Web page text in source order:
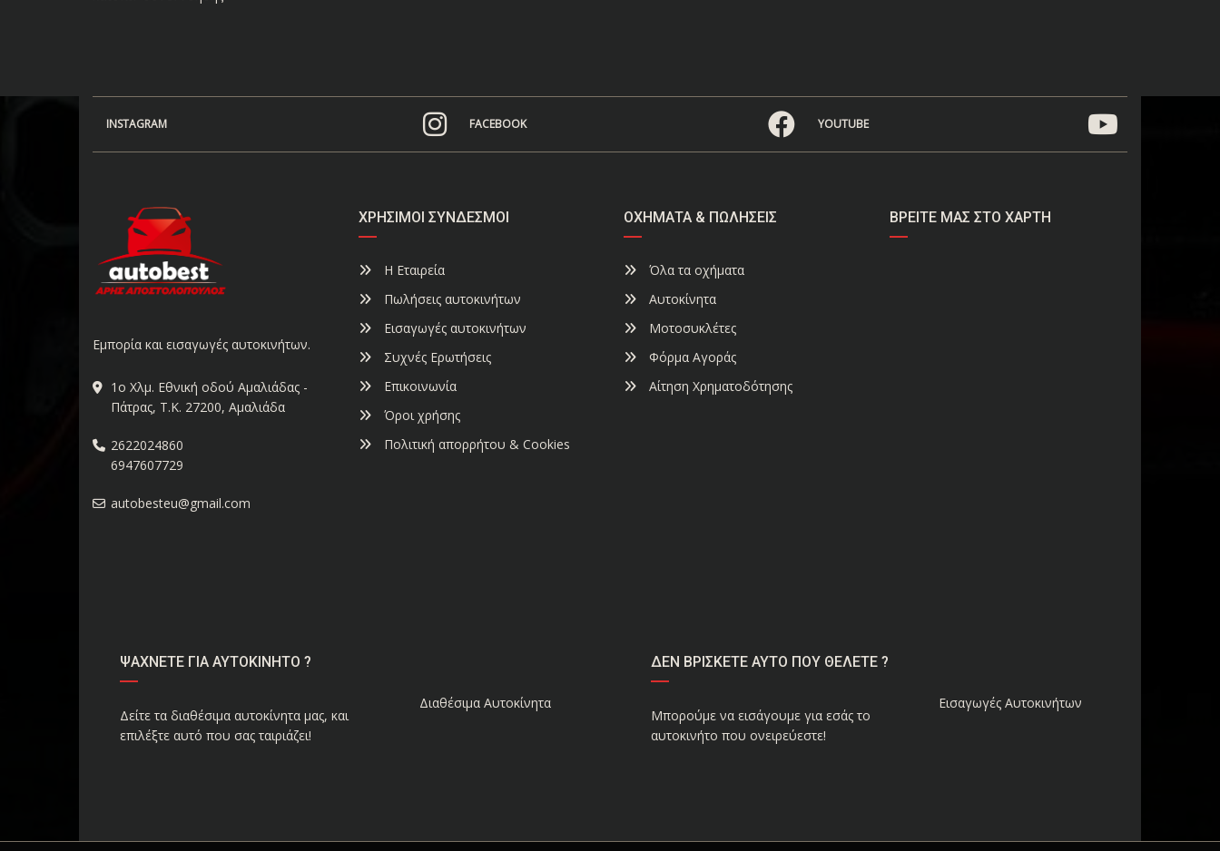
INSTAGRAM FACEBOOK YOUTUBE
Εμπορία και εισαγωγές αυτοκινήτων.
1ο Χλμ. Εθνική οδού Αμαλιάδας -
Πάτρας, Τ.Κ. 27200, Αμαλιάδα
2622024860
6947607729
autobesteu@gmail.com
ΧΡΉΣΙΜΟΙ ΣΎΝΔΕΣΜΟΙ
Η Εταιρεία
Πωλήσεις αυτοκινήτων
Εισαγωγές αυτοκινήτων
Συχνές Ερωτήσεις
Επικοινωνία
Όροι χρήσης
Πολιτική απορρήτου & Cookies
ΟΧΉΜΑΤΑ & ΠΩΛΉΣΕΙΣ
Όλα τα οχήματα
Αυτοκίνητα
Μοτοσυκλέτες
Φόρμα Αγοράς
Αίτηση Χρηματοδότησης
ΒΡΕΊΤΕ ΜΑΣ ΣΤΟ ΧΆΡΤΗ
ΨΑΧΝΕΤΕ ΓΙΑ ΑΥΤΟΚΙΝΗΤΟ ?
Δείτε τα διαθέσιμα αυτοκίνητα μας, και
επιλέξτε αυτό που σας ταιριάζει!
Διαθέσιμα Αυτοκίνητα
ΔΕΝ ΒΡΙΣΚΕΤΕ ΑΥΤΟ ΠΟΥ ΘΕΛΕΤΕ ?
Μπορούμε να εισάγουμε για εσάς το
αυτοκινήτο που ονειρεύεστε!
Εισαγωγές Αυτοκινήτων